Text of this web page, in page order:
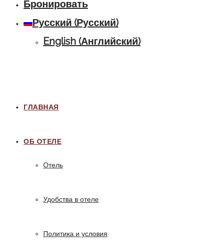
Бронировать
Русский (Русский)
English (Английский)
ГЛАВНАЯ
ОБ ОТЕЛЕ
Отель
Удобства в отеле
Политика и условия